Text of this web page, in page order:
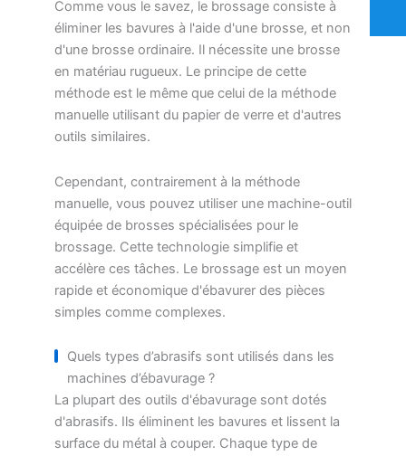
Comme vous le savez, le brossage consiste à
éliminer les bavures à l'aide d'une brosse, et non
d'une brosse ordinaire. Il nécessite une brosse
en matériau rugueux. Le principe de cette
méthode est le même que celui de la méthode
manuelle utilisant du papier de verre et d'autres
outils similaires.
Cependant, contrairement à la méthode
manuelle, vous pouvez utiliser une machine-outil
équipée de brosses spécialisées pour le
brossage. Cette technologie simplifie et
accélère ces tâches. Le brossage est un moyen
rapide et économique d'ébavurer des pièces
simples comme complexes.
Quels types d’abrasifs sont utilisés dans les
machines d’ébavurage ?
La plupart des outils d'ébavurage sont dotés
d'abrasifs. Ils éliminent les bavures et lissent la
surface du métal à couper. Chaque type de